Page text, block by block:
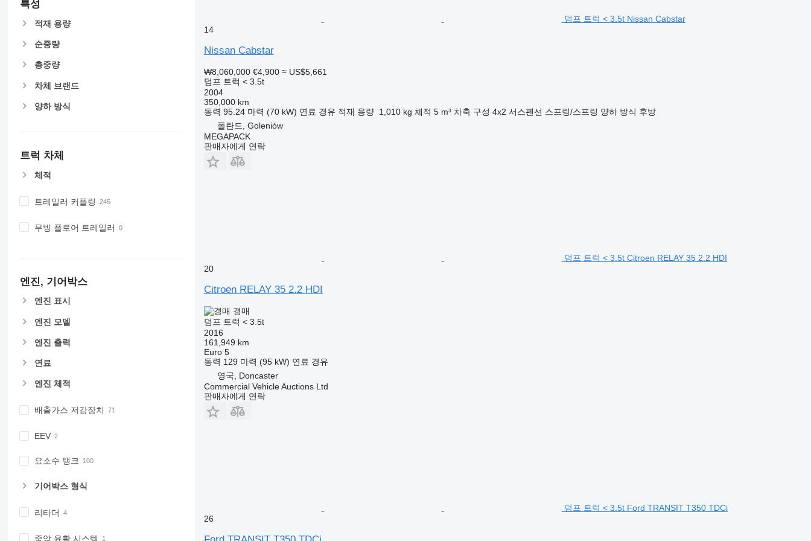
특성
적재 용량
순중량
총중량
차체 브랜드
양하 방식
트럭 차체
체적
트레일러 커플링
무빙 플로어 트레일러
엔진, 기어박스
엔진 표시
엔진 모델
엔진 출력
연료
엔진 체적
배출가스 저감장치
EEV
요소수 탱크
기어박스 형식
리타더
중앙 윤활 시스템
덤프 트럭 < 3.5t Nissan Cabstar
14
Nissan Cabstar
₩8,060,000 €4,900 ≈ US$5,661
덤프 트럭 < 3.5t
2004
350,000 km
동력 95.24 마력 (70 kW) 연료 경유 적재 용량 1,010 kg 체적 5 m³ 차축 구성 4x2 서스펜션 스프링/스프링 양하 방식 후방
폴란드, Goleniów
MEGAPACK
판매자에게 연락
덤프 트럭 < 3.5t Citroen RELAY 35 2.2 HDI
20
Citroen RELAY 35 2.2 HDI
경매
덤프 트럭 < 3.5t
2016
161,949 km
Euro 5
동력 129 마력 (95 kW) 연료 경유
영국, Doncaster
Commercial Vehicle Auctions Ltd
판매자에게 연락
덤프 트럭 < 3.5t Ford TRANSIT T350 TDCi
26